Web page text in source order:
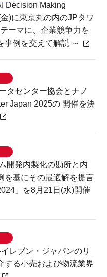
Decision Making
)に東京丸の内のJPタワ
ーマに、企業競争力を
事例を交えて解説 ～
タセンター協会とナノ
Japan 2025の 開催を決
開発内製化の勘所と内
を基にその最適解を提言
」を8月21日(水)開催
レブン・ジャパンのリ
する小売および物流業界